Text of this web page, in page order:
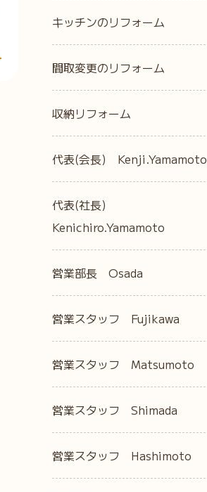
キッチンのリフォーム
間取変更のリフォーム
収納リフォーム
代表(会長) Kenji.Yamamoto
代表(社長)
Kenichiro.Yamamoto
営業部長 Osada
営業スタッフ Fujikawa
営業スタッフ Matsumoto
営業スタッフ Shimada
営業スタッフ Hashimoto